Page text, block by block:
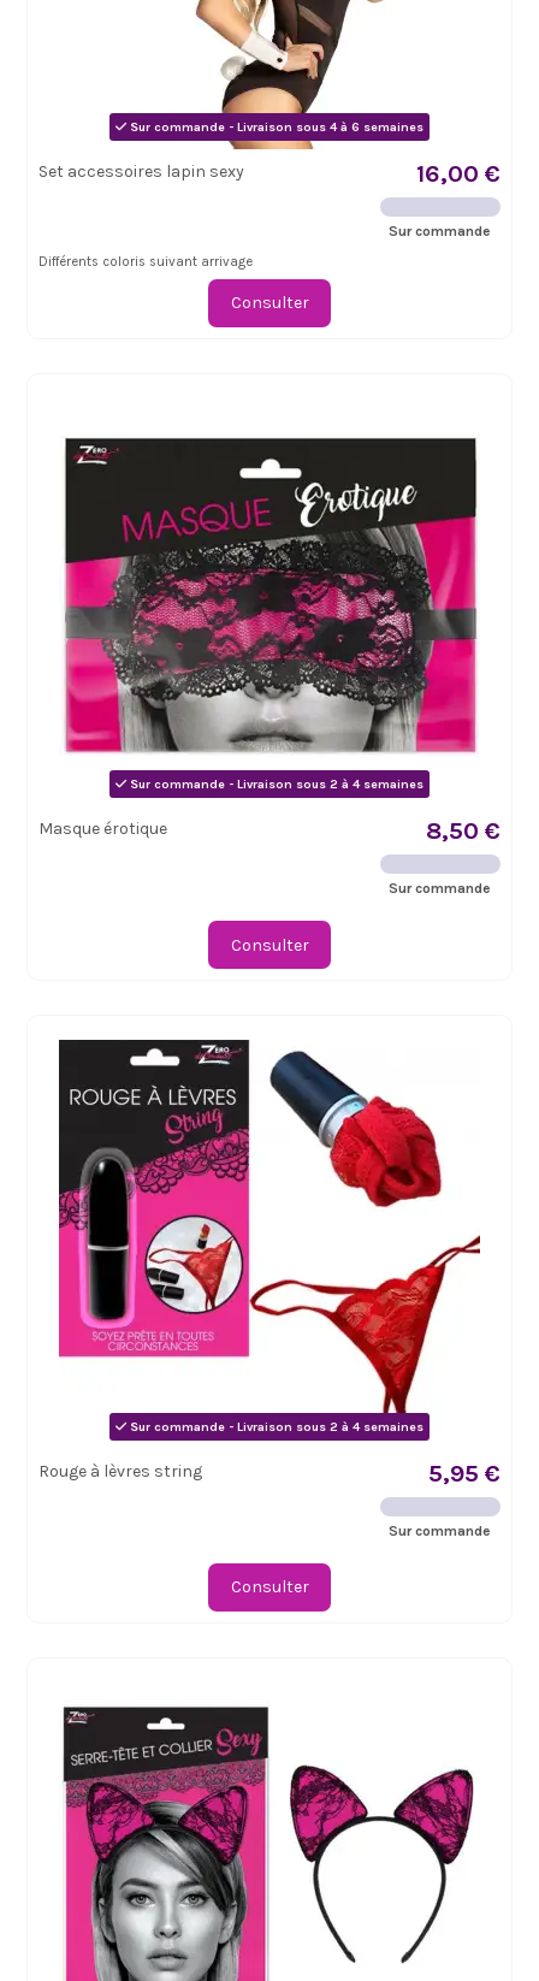
Sur commande - Livraison sous 4 à 6 semaines
Set accessoires lapin sexy 16,00 €
Sur commande
Différents coloris suivant arrivage
Consulter
Sur commande - Livraison sous 2 à 4 semaines
Masque érotique 8,50 €
Sur commande
Consulter
Sur commande - Livraison sous 2 à 4 semaines
Rouge à lèvres string 5,95 €
Sur commande
Consulter